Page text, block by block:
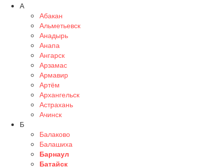
А
Абакан
Альметьевск
Анадырь
Анапа
Ангарск
Арзамас
Армавир
Артём
Архангельск
Астрахань
Ачинск
Б
Балаково
Балашиха
Барнаул
Батайск